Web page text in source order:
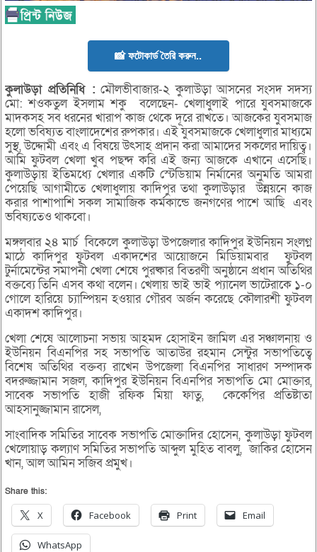
📸 ফটোকার্ড তৈরি করুন..
কুলাউড়াপ্রতিনিধি : মৌলভীবাজার-২ কুলাউড়া আসনের সংসদ সদস্য
মো: শওকতুল ইসলাম শকু বলেছেন- খেলাধুলাই পারে যুবসমাজকে
মাদকসহ সব ধরনের খারাপ কাজ থেকে দূরে রাখতে। আজকের যুবসমাজ
হলো ভবিষ্যত বাংলাদেশের রুপকার। এই যুবসমাজকে খেলাধুলার মাধ্যমে
সুস্থ, উদ্দোমী এবং এ বিষয়ে উৎসাহ প্রদান করা আমাদের সকলের দায়িত্ব।
আমি ফুটবল খেলা খুব পছন্দ করি এই জন্য আজকে এখানে এসেছি।
কুলাউড়ায় ইতিমধ্যে খেলার একটি স্টেডিয়াম নির্মানের অনুমতি আমরা
পেয়েছি আগামীতে খেলাধুলায় কাদিপুর তথা কুলাউড়ার উন্নয়নে কাজ
করার পাশাপাশি সকল সামাজিক কর্মকান্ডে জনগণের পাশে আছি এবং
ভবিষ্যতেও থাকবো।
মঙ্গলবার ২৪ মার্চ বিকেলে কুলাউড়া উপজেলার কাদিপুর ইউনিয়ন সংলগ্ন
মাঠে কাদিপুর ফুটবল একাদশের আয়োজনে মিডিয়ামবার ফুটবল
টুর্নামেন্টের সমাপনী খেলা শেষে পুরষ্কার বিতরণী অনুষ্ঠানে প্রধান অতিথির
বক্তব্যে তিনি এসব কথা বলেন। খেলায় ভাই ভাই প্যানেল ভাটেরাকে ১-০
গোলে হারিয়ে চ্যাম্পিয়ন হওয়ার গৌরব অর্জন করেছে কৌলারশী ফুটবল
একাদশ কাদিপুর।
খেলা শেষে আলোচনা সভায় আহমদ হোসাইন জামিল এর সঞ্চালনায় ও
ইউনিয়ন বিএনপির সহ সভাপতি আতাউর রহমান সেন্টুর সভাপতিত্বে
বিশেষ অতিথির বক্তব্য রাখেন উপজেলা বিএনপির সাধারণ সম্পাদক
বদরুজ্জামান সজল, কাদিপুর ইউনিয়ন বিএনপির সভাপতি মো মোক্তার,
সাবেক সভাপতি হাজী রফিক মিয়া ফাতু, কেকেপির প্রতিষ্টাতা
আহসানুজ্জামান রাসেল,
সাংবাদিক সমিতির সাবেক সভাপতি মোক্তাদির হোসেন, কুলাউড়া ফুটবল
খেলোয়াড় কল্যাণ সমিতির সভাপতি আব্দুল মুহিত বাবলু, জাকির হোসেন
খান, আল আমিন সজিব প্রমুখ।
Share this:
X Facebook Print Email
WhatsApp